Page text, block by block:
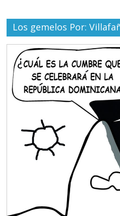
Los gemelos Por: